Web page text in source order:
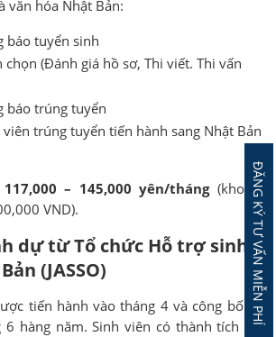
văn hóa Nhật Bản:
báo tuyển sinh
chọn (Đánh giá hồ sơ, Thi viết. Thi vấn
báo trúng tuyển
viên trúng tuyển tiến hành sang Nhật Bản
117,000 – 145,000 yên/tháng(khoảng
VND).
dự từ Tổ chức Hỗ trợ sinh
(JASSO)
tiến hành vào tháng 4 và công bố kết
6 hàng năm. Sinh viên có thành tích học
ĐĂNG KÝ TƯ VẤN MIỄN PHÍ